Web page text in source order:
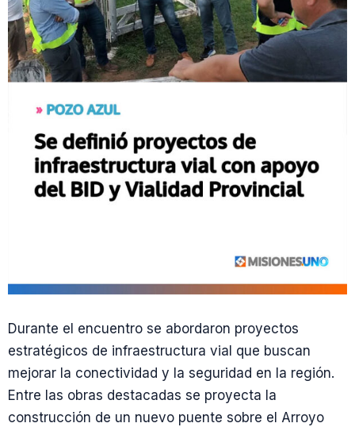
Durante el encuentro se abordaron proyectos
estratégicos de infraestructura vial que buscan
mejorar la conectividad y la seguridad en la región.
Entre las obras destacadas se proyecta la
construcción de un nuevo puente sobre el Arroyo